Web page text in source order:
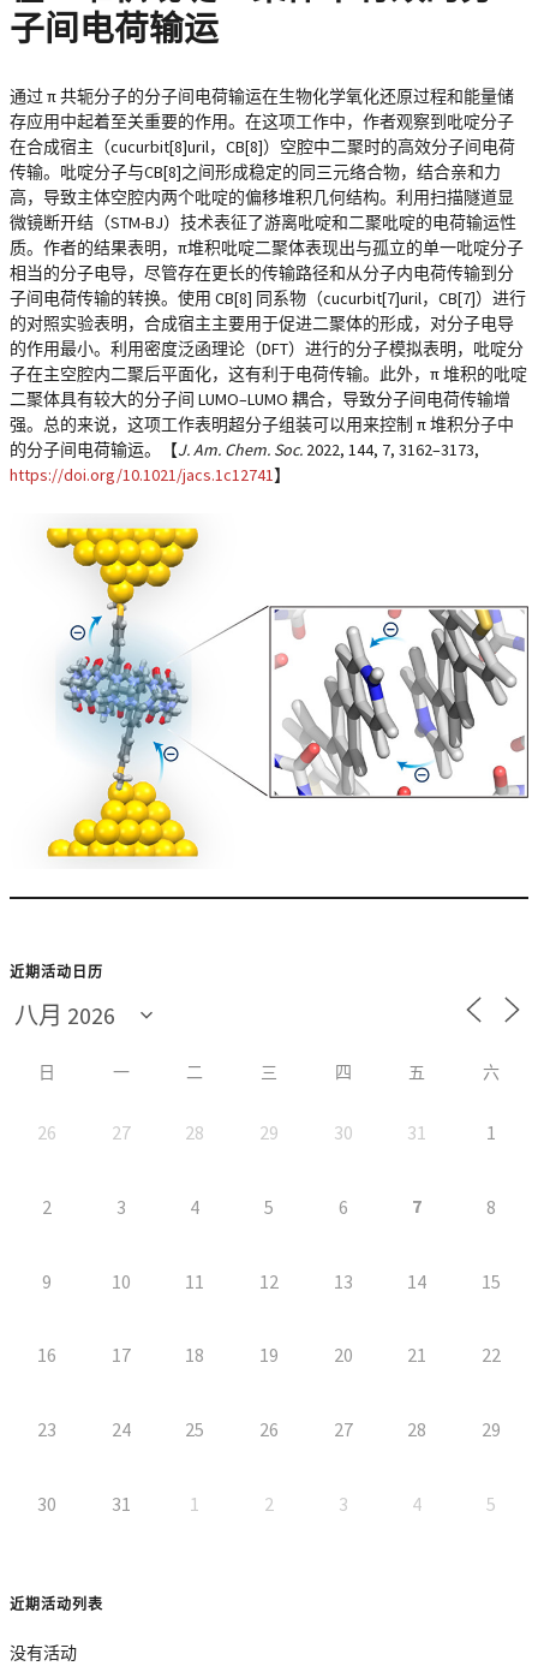
子间电荷输运
通过 π 共轭分子的分子间电荷输运在生物化学氧化还原过程和能量储
存应用中起着至关重要的作用。在这项工作中，作者观察到吡啶分子
在合成宿主（cucurbit[8]uril，CB[8]）空腔中二聚时的高效分子间电荷
传输。吡啶分子与CB[8]之间形成稳定的同三元络合物，结合亲和力
高，导致主体空腔内两个吡啶的偏移堆积几何结构。利用扫描隧道显
微镜断开结（STM-BJ）技术表征了游离吡啶和二聚吡啶的电荷输运性
质。作者的结果表明，π堆积吡啶二聚体表现出与孤立的单一吡啶分子
相当的分子电导，尽管存在更长的传输路径和从分子内电荷传输到分
子间电荷传输的转换。使用 CB[8] 同系物（cucurbit[7]uril，CB[7]）进行
的对照实验表明，合成宿主主要用于促进二聚体的形成，对分子电导
的作用最小。利用密度泛函理论（DFT）进行的分子模拟表明，吡啶分
子在主空腔内二聚后平面化，这有利于电荷传输。此外，π 堆积的吡啶
二聚体具有较大的分子间 LUMO–LUMO 耦合，导致分子间电荷传输增
强。总的来说，这项工作表明超分子组装可以用来控制 π 堆积分子中
的分子间电荷输运。【J. Am. Chem. Soc. 2022, 144, 7, 3162–3173,
https://doi.org/10.1021/jacs.1c12741】
近期活动日历
日 一 二 三 四 五 六
26 27 28 29 30 31 1
2 3 4 5 6 7 8
9 10 11 12 13 14 15
16 17 18 19 20 21 22
23 24 25 26 27 28 29
30 31 1 2 3 4 5
近期活动列表
没有活动